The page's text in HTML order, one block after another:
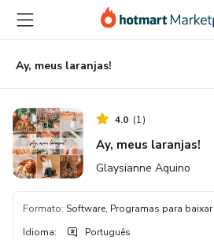
para
conteúdo
principal
para
pagamento
para
rodapé
Ay, meus laranjas!
4.0 (1)
Ay, meus laranjas!
Glaysianne Aquino
Formato: Software, Programas para baixar
Idioma: Português